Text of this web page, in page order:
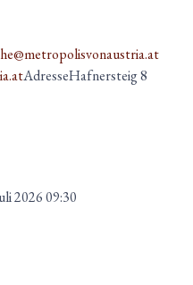
AdresseHafnersteig 8
202609:30